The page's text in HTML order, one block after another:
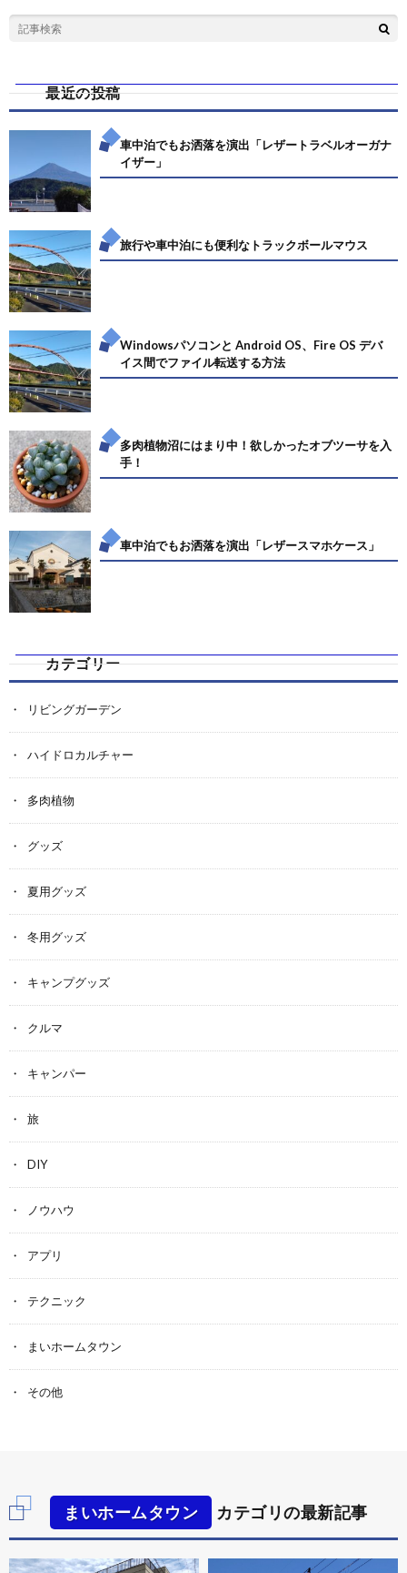
最近の投稿
車中泊でもお洒落を演出「レザートラベルオーガナ
イザー」
旅行や車中泊にも便利なトラックボールマウス
Windowsパソコンと Android OS、Fire OS デバ
イス間でファイル転送する方法
多肉植物沼にはまり中！欲しかったオブツーサを入
手！
車中泊でもお洒落を演出「レザースマホケース」
カテゴリー
リビングガーデン
ハイドロカルチャー
多肉植物
グッズ
夏用グッズ
冬用グッズ
キャンプグッズ
クルマ
キャンパー
旅
DIY
ノウハウ
アプリ
テクニック
まいホームタウン
その他
まいホームタウン カテゴリの最新記事